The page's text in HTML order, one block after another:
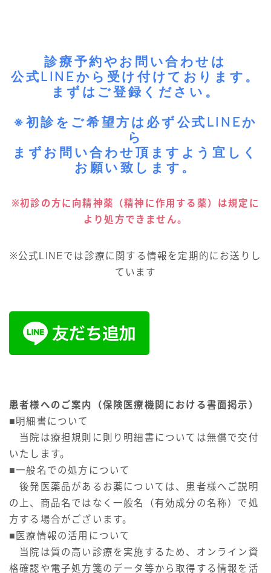
Follow Me
診療予約やお問い合わせは
公式LINEから受け付けております。
まずはご登録ください。
※初診をご希望方は必ず公式LINEか
ら
まずお問い合わせ頂ますよう宜しく
お願い致します。
※初診の方に向精神薬（精神に作用する薬）は規定に
より処方できません。
※公式LINEでは診療に関する情報を定期的にお送りし
ています
患者様へのご案内（保険医療機関における書面掲示）
■明細書について
当院は療担規則に則り明細書については無償で交付
いたします。
■一般名での処方について
後発医薬品があるお薬については、患者様へご説明
の上、商品名ではなく一般名（有効成分の名称）で処
方する場合がございます。
■医療情報の活用について
当院は質の高い診療を実施するため、オンライン資
格確認や電子処方箋のデータ等から取得する情報を活